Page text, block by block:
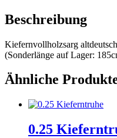
Beschreibung
Kiefernvollholzsarg
(Sonderlänge auf Lager:
Ähnliche
0.25